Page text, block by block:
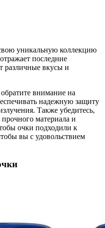
уникальную коллекцию
последние
различные вкусы и
внимание на
надежную защиту
Также убедитесь,
прочного материала и
очки подходили к
вы с удовольствием